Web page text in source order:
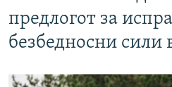
предлогот за
безбедносни сили